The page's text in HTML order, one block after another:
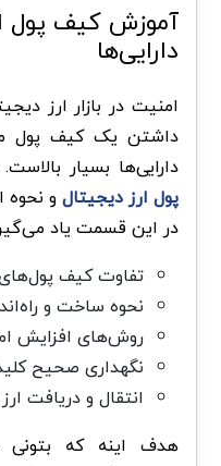
آموزش کیف پول‌
دارایی‌ها
امنیت در بازار ارز
داشتن یک کیف پول
دارایی‌ها بسیار
پول‌ ارز دیجیتال و
در این قسمت یاد
تفاوت کیف
نحوه ساخت و
روش‌های افزایش
نگهداری صحیح
انتقال و دریافت
هدف اینه که بتونی